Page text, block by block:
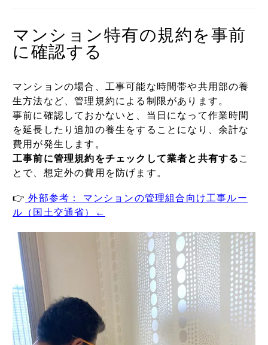
マンション特有の規約を事前
に確認する
マンションの場合、工事可能な時間帯や共用部の養
生方法など、管理規約による制限があります。
事前に確認しておかないと、当日になって作業時間
を延長したり追加の養生をすることになり、余計な
費用が発生します。
工事前に管理規約をチェックして業者と共有する こ
とで、想定外の費用を防げます。
👉 外部参考： マンションの管理組合向け工事ルー
ル（国土交通省）←